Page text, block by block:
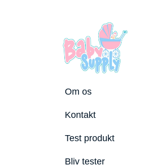
Om os
Kontakt
Test produkt
Bliv tester
Bedste puslepude 2026